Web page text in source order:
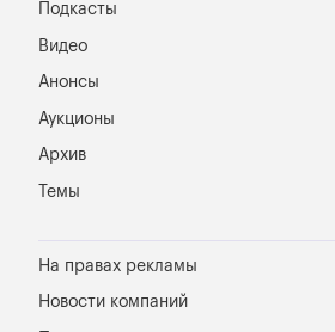
Подкасты
Видео
Анонсы
Аукционы
Архив
Темы
На правах рекламы
Новости компаний